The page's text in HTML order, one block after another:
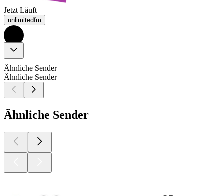
Jetzt Läuft
unlimitedfm
Ähnliche Sender
Ähnliche Sender
Ähnliche Sender